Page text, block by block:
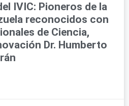
IVIC: Pioneros de la
reconocidos con
de Ciencia,
Dr. Humberto